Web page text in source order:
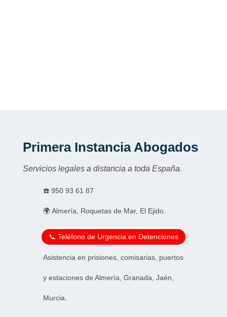
Primera Instancia Abogados
Servicios legales a distancia a toda España.
☎️ 950 93 61 87
🌍 Almería, Roquetas de Mar, El Ejido.
📞 Teléfono de Urgencia en Detenciones
Asistencia en prisiones, comisarias, puertos
y estaciones de Almería, Granada, Jaén,
Murcia.